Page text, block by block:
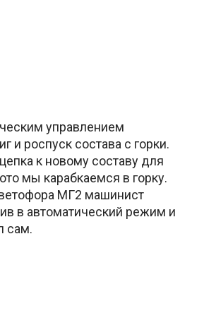
управлением
и роспуск состава с горки.
к новому составу для
мы карабкаемся в горку.
МГ2 машинист
в автоматический режим и
сам.